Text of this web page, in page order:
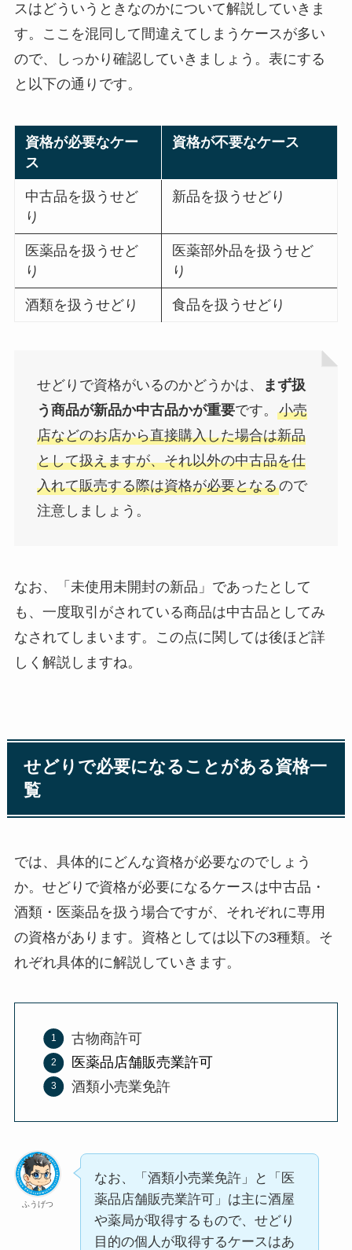
スはどういうときなのかについて解説していきま
す。ここを混同して間違えてしまうケースが多い
ので、しっかり確認していきましょう。表にする
と以下の通りです。
資格が必要なケー
ス
資格が不要なケース
中古品を扱うせど
り
新品を扱うせどり
医薬品を扱うせど
り
医薬部外品を扱うせど
り
酒類を扱うせどり 食品を扱うせどり
せどりで資格がいるのかどうかは、
まず扱
う商品が新品か中古品かが重要です。 小売
店などのお店から直接購入した場合は新品
として扱えますが、それ以外の中古品を仕
入れて販売する際は資格が必要となるので
注意しましょう。
なお、「未使用未開封の新品」であったとして
も、一度取引がされている商品は中古品としてみ
なされてしまいます。この点に関しては後ほど詳
しく解説しますね。
せどりで必要になることがある資格一
覧
では、具体的にどんな資格が必要なのでしょう
か。せどりで資格が必要になるケースは中古品・
酒類・医薬品を扱う場合ですが、それぞれに専用
の資格があります。資格としては以下の3種類。そ
れぞれ具体的に解説していきます。
古物商許可
医薬品店舗販売業許可
酒類小売業免許
ふうげつ
なお、「酒類小売業免許」と「医
薬品店舗販売業許可」は主に酒屋
や薬局が取得するもので、せどり
目的の個人が取得するケースはあ